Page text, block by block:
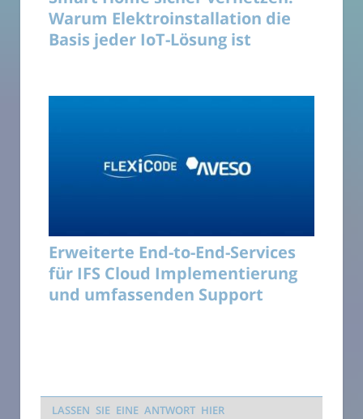
Warum Elektroinstallation die
Basis jeder IoT-Lösung ist
Erweiterte End-to-End-Services
für IFS Cloud Implementierung
und umfassenden Support
LASSEN SIE EINE ANTWORT HIER